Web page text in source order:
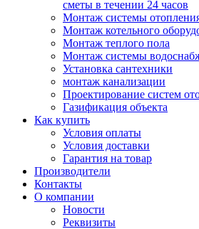
сметы в течении 24 часов
Монтаж системы
Монтаж котельного
Монтаж теплого пола
Монтаж системы
Установка сантехники
монтаж канализации
Проектирование систем
Газификация объекта
Как купить
Условия оплаты
Условия доставки
Гарантия на товар
Производители
Контакты
О компании
Новости
Реквизиты